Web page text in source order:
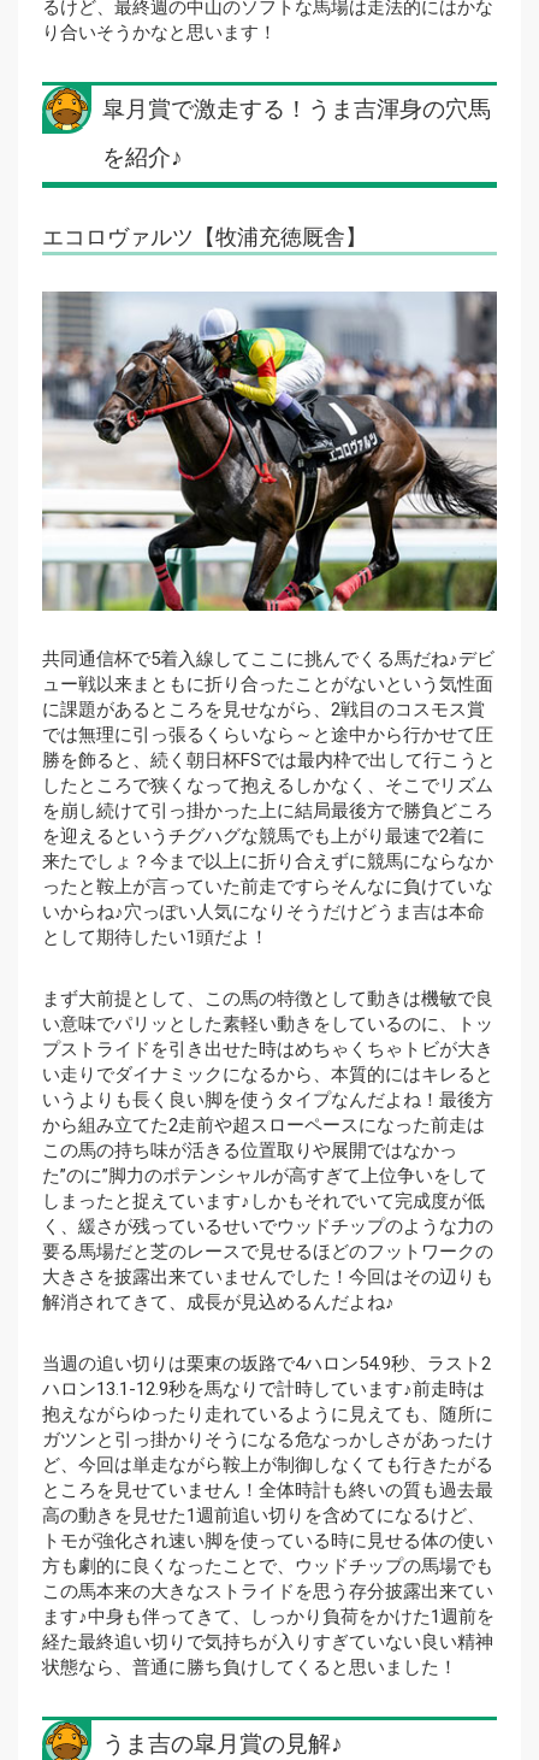
るけど、最終週の中山のソフトな馬場は走法的にはかな
り合いそうかなと思います！
皐月賞で激走する！うま吉渾身の穴馬
を紹介♪
エコロヴァルツ【牧浦充徳厩舎】
共同通信杯で5着入線してここに挑んでくる馬だね♪デビ
ュー戦以来まともに折り合ったことがないという気性面
に課題があるところを見せながら、2戦目のコスモス賞
では無理に引っ張るくらいなら～と途中から行かせて圧
勝を飾ると、続く朝日杯FSでは最内枠で出して行こうと
したところで狭くなって抱えるしかなく、そこでリズム
を崩し続けて引っ掛かった上に結局最後方で勝負どころ
を迎えるというチグハグな競馬でも上がり最速で2着に
来たでしょ？今まで以上に折り合えずに競馬にならなか
ったと鞍上が言っていた前走ですらそんなに負けていな
いからね♪穴っぽい人気になりそうだけどうま吉は本命
として期待したい1頭だよ！
まず大前提として、この馬の特徴として動きは機敏で良
い意味でパリッとした素軽い動きをしているのに、トッ
プストライドを引き出せた時はめちゃくちゃトビが大き
い走りでダイナミックになるから、本質的にはキレると
いうよりも長く良い脚を使うタイプなんだよね！最後方
から組み立てた2走前や超スローペースになった前走は
この馬の持ち味が活きる位置取りや展開ではなかっ
た”のに”脚力のポテンシャルが高すぎて上位争いをして
しまったと捉えています♪しかもそれでいて完成度が低
く、緩さが残っているせいでウッドチップのような力の
要る馬場だと芝のレースで見せるほどのフットワークの
大きさを披露出来ていませんでした！今回はその辺りも
解消されてきて、成長が見込めるんだよね♪
当週の追い切りは栗東の坂路で4ハロン54.9秒、ラスト2
ハロン13.1-12.9秒を馬なりで計時しています♪前走時は
抱えながらゆったり走れているように見えても、随所に
ガツンと引っ掛かりそうになる危なっかしさがあったけ
ど、今回は単走ながら鞍上が制御しなくても行きたがる
ところを見せていません！全体時計も終いの質も過去最
高の動きを見せた1週前追い切りを含めてになるけど、
トモが強化され速い脚を使っている時に見せる体の使い
方も劇的に良くなったことで、ウッドチップの馬場でも
この馬本来の大きなストライドを思う存分披露出来てい
ます♪中身も伴ってきて、しっかり負荷をかけた1週前を
経た最終追い切りで気持ちが入りすぎていない良い精神
状態なら、普通に勝ち負けしてくると思いました！
うま吉の皐月賞の見解♪